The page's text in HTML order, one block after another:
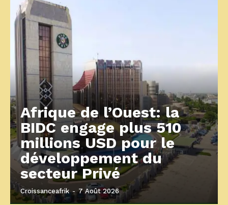
Afrique de l’Ouest: la
BIDC engage plus 510
millions USD pour le
développement du
secteur Privé
Croissanceafrik - 7 Août 2026